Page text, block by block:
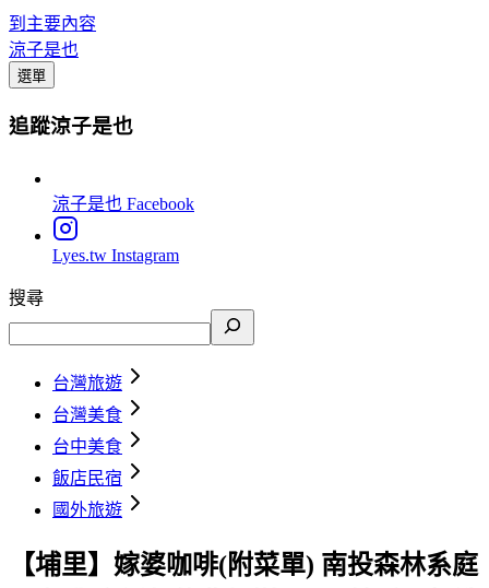
到主要內容
涼子是也
選單
追蹤涼子是也
涼子是也 Facebook
Lyes.tw Instagram
搜尋
台灣旅遊
台灣美食
台中美食
飯店民宿
國外旅遊
【埔里】嫁婆咖啡(附菜單) 南投森林系庭